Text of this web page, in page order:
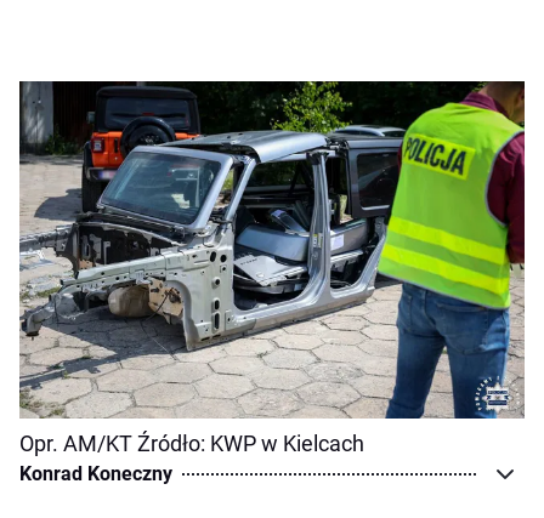
Opr. AM/KT Źródło: KWP w Kielcach
Konrad Koneczny